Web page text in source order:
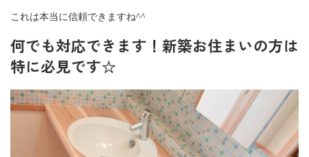
これは本当に信頼できますね^^
何でも対応できます！新築お住まいの方は
特に必見です☆